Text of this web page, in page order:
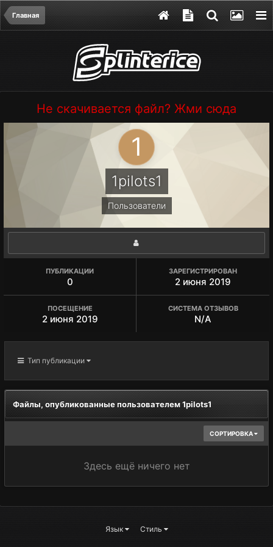
Главная
Не скачивается файл? Жми сюда
1pilots1
Пользователи
ПУБЛИКАЦИИ
0
ЗАРЕГИСТРИРОВАН
2 июня 2019
ПОСЕЩЕНИЕ
2 июня 2019
СИСТЕМА ОТЗЫВОВ
N/A
Тип публикации
Файлы, опубликованные пользователем 1pilots1
СОРТИРОВКА
Здесь ещё ничего нет
Язык Стиль